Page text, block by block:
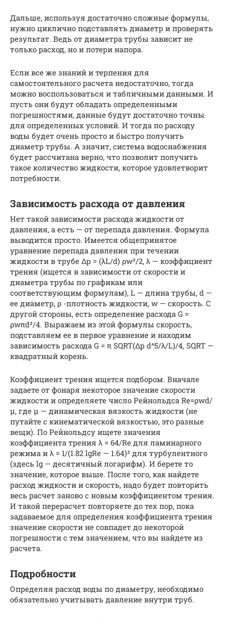
Дальше, используя достаточно сложные формулы,
нужно циклично подставлять диаметр и проверять
результат. Ведь от диаметра трубы зависит не
только расход, но и потери напора.
Если все же знаний и терпения для
самостоятельного расчета недостаточно, тогда
можно воспользоваться и табличными данными. И
пусть они будут обладать определенными
погрешностями, данные будут достаточно точны
для определенных условий. И тогда по расходу
воды будет очень просто и быстро получить
диаметр трубы. А значит, система водоснабжения
будет рассчитана верно, что позволит получить
такое количество жидкости, которое удовлетворит
потребности.
Зависимость расхода от давления
Нет такой зависимости расхода жидкости от
давления, а есть — от перепада давления. Формула
выводится просто. Имеется общепринятое
уравнение перепада давления при течении
жидкости в трубе Δp = (λL/d) ρw²/2, λ — коэффициент
трения (ищется в зависимости от скорости и
диаметра трубы по графикам или
соответствующим формулам), L — длина трубы, d —
ее диаметр, ρ -плотность жидкости, w — скорость. С
другой стороны, есть определение расхода G =
ρwπd²/4. Выражаем из этой формулы скорость,
подставляем ее в первое уравнение и находим
зависимость расхода G = π SQRT(Δp d^5/λ/L)/4, SQRT —
квадратный корень.
Коэффициент трения ищется подбором. Вначале
задаете от фонаря некоторое значение скорости
жидкости и определяете число Рейнольдса Re=ρwd/
μ, где μ — динамическая вязкость жидкости (не
путайте с кинематической вязкостью, это разные
вещи). По Рейнольдсу ищете значения
коэффициента трения λ = 64/Re для ламинарного
режима и λ = 1/(1.82 lgRe — 1.64)² для турбулентного
(здесь lg — десятичный логарифм). И берете то
значение, которое выше. После того, как найдете
расход жидкости и скорость, надо будет повторить
весь расчет заново с новым коэффициентом трения.
И такой перерасчет повторяете до тех пор, пока
задаваемое для определения коэффициента трения
значение скорости не совпадет до некоторой
погрешности с тем значением, что вы найдете из
расчета.
Подробности
Определяя расход воды по диаметру, необходимо
обязательно учитывать давление внутри труб.